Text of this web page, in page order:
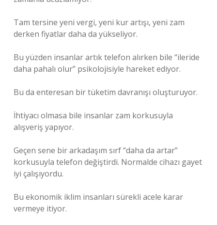
Tam tersine yeni vergi, yeni kur artışı, yeni zam
derken fiyatlar daha da yükseliyor.
Bu yüzden insanlar artık telefon alırken bile “ileride
daha pahalı olur” psikolojisiyle hareket ediyor.
Bu da enteresan bir tüketim davranışı oluşturuyor.
İhtiyacı olmasa bile insanlar zam korkusuyla
alışveriş yapıyor.
Geçen sene bir arkadaşım sırf “daha da artar”
korkusuyla telefon değiştirdi. Normalde cihazı gayet
iyi çalışıyordu.
Bu ekonomik iklim insanları sürekli acele karar
vermeye itiyor.